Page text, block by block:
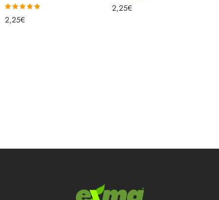
Valorado con
5.00de 5
2,25€
Valorado con
4.97de 5
2,25€